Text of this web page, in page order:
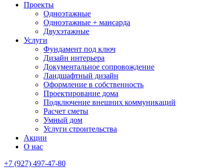
Проекты
Одноэтажные
Одноэтажные + мансарда
Двухэтажные
Услуги
Фундамент под ключ
Дизайн интерьера
Документальное сопровождение
Ландшафтный дизайн
Оформление в собственность
Проектирование дома
Подключение внешних коммуникаций
Расчет сметы
Умный дом
Услуги строительства
Акции
О нас
+7 (927) 497-47-80